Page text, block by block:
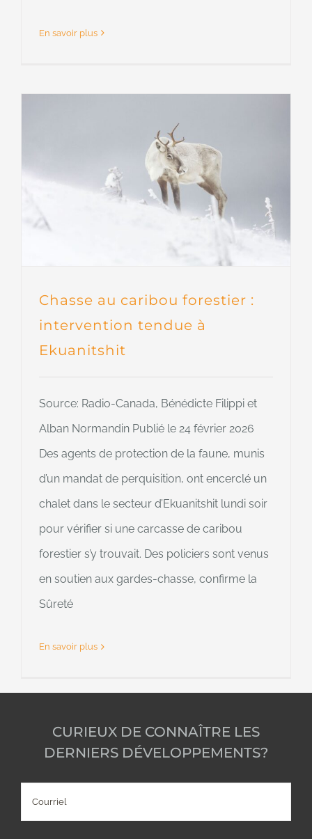
En savoir plus
Chasse au caribou forestier :
intervention tendue à
Ekuanitshit
Source: Radio-Canada, Bénédicte Filippi et
Alban Normandin Publié le 24 février 2026
Des agents de protection de la faune, munis
d’un mandat de perquisition, ont encerclé un
chalet dans le secteur d’Ekuanitshit lundi soir
pour vérifier si une carcasse de caribou
forestier s’y trouvait. Des policiers sont venus
en soutien aux gardes-chasse, confirme la
Sûreté
En savoir plus
CURIEUX DE CONNAÎTRE LES
DERNIERS DÉVELOPPEMENTS?